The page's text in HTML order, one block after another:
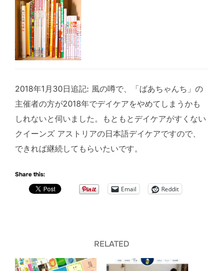
2018年1月30日追記: 風の噂で、「ばあちゃんち」の
主催者の方が2018年でデイケアをやめてしまうかも
しれないと伺いました。もともとデイケアがすくない
クイーンズ アストリアの日本語デイケアですので、
できれば継続してもらいたいです。
Share this:
Email Reddit
RELATED